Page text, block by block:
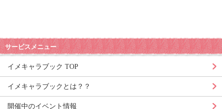
サービスメニュー
イメキャラブック TOP
イメキャラブックとは？？
開催中のイベント情報